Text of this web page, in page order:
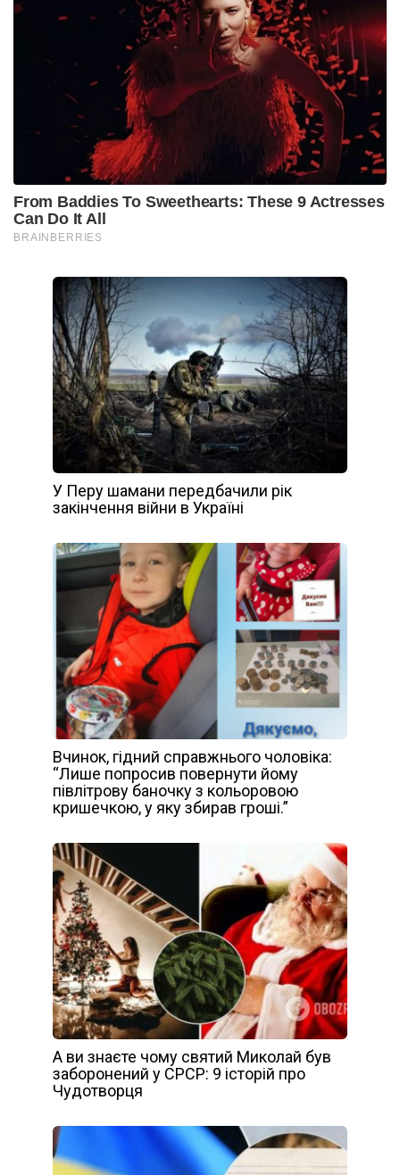
У Перу шамани передбачили рік
закінчення війни в Україні
Вчинок, гідний справжнього чоловіка:
“Лише попросив повернути йому
півлітрову баночку з кольоровою
кришечкою, у яку збирав гроші.”
А ви знаєте чому святий Миколай був
заборонений у СРСР: 9 історій про
Чудотворця